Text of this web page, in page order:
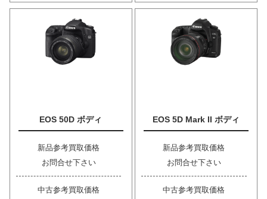
EOS 50D ボディ
新品参考買取価格
お問合せ下さい
中古参考買取価格
EOS 5D Mark II ボディ
新品参考買取価格
お問合せ下さい
中古参考買取価格